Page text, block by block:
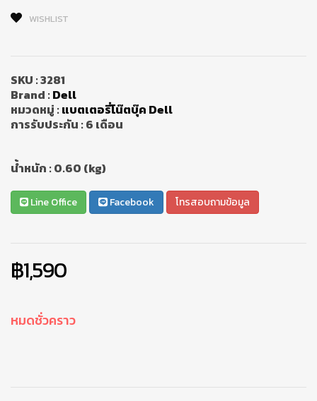
WISHLIST
SKU :3281
Brand :Dell
หมวดหมู่ :แบตเตอรี่โน๊ตบุ๊ค Dell
การรับประกัน :6 เดือน
น้ำหนัก :0.60 (kg)
Line Office Facebook โทรสอบถามข้อมูล
฿1,590
หมดชั่วคราว